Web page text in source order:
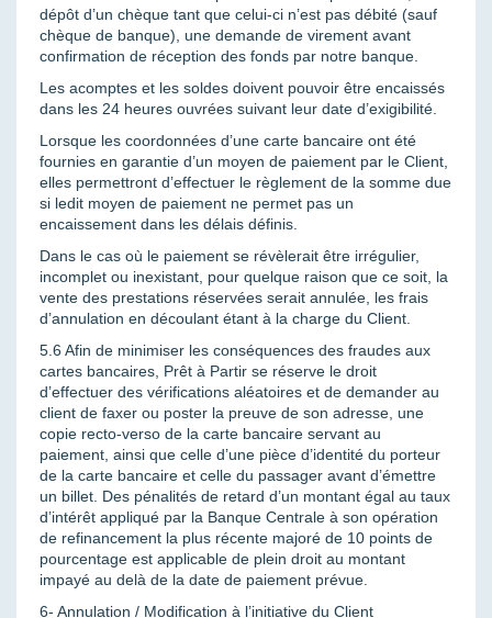
dépôt d’un chèque tant que celui-ci n’est pas débité (sauf
chèque de banque), une demande de virement avant
confirmation de réception des fonds par notre banque.
Les acomptes et les soldes doivent pouvoir être encaissés
dans les 24 heures ouvrées suivant leur date d’exigibilité.
Lorsque les coordonnées d’une carte bancaire ont été
fournies en garantie d’un moyen de paiement par le Client,
elles permettront d’effectuer le règlement de la somme due
si ledit moyen de paiement ne permet pas un
encaissement dans les délais définis.
Dans le cas où le paiement se révèlerait être irrégulier,
incomplet ou inexistant, pour quelque raison que ce soit, la
vente des prestations réservées serait annulée, les frais
d’annulation en découlant étant à la charge du Client.
5.6 Afin de minimiser les conséquences des fraudes aux
cartes bancaires, Prêt à Partir se réserve le droit
d’effectuer des vérifications aléatoires et de demander au
client de faxer ou poster la preuve de son adresse, une
copie recto-verso de la carte bancaire servant au
paiement, ainsi que celle d’une pièce d’identité du porteur
de la carte bancaire et celle du passager avant d’émettre
un billet. Des pénalités de retard d’un montant égal au taux
d’intérêt appliqué par la Banque Centrale à son opération
de refinancement la plus récente majoré de 10 points de
pourcentage est applicable de plein droit au montant
impayé au delà de la date de paiement prévue.
6- Annulation / Modification à l’initiative du Client